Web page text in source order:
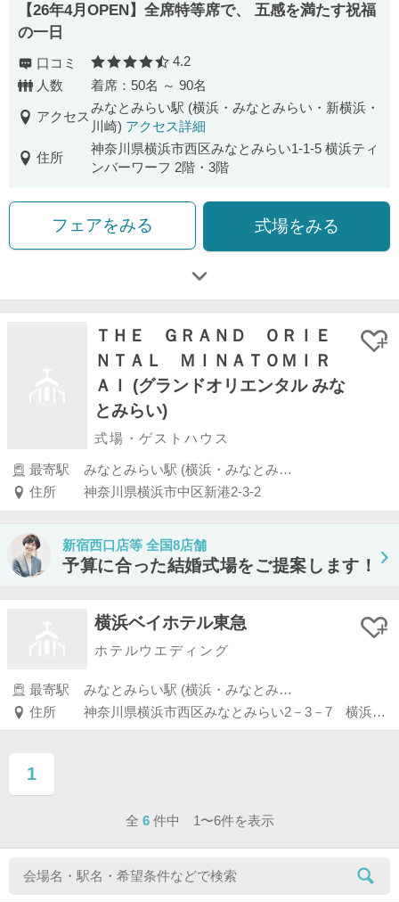
【26年4月OPEN】全席特等席で、 五感を満たす祝福
の一日
口コミ 口コミ評価
4.2
人数
着席：50名 ～ 90名
アクセス
みなとみらい駅 (横浜・みなとみらい・新横浜・
川崎) アクセス詳細
住所
神奈川県横浜市西区みなとみらい1-1-5 横浜ティ
ンバーワーフ 2階・3階
フェアをみる 式場をみる
ＴＨＥ ＧＲＡＮＤ ＯＲＩＥ
ＮＴＡＬ ＭＩＮＡＴＯＭＩＲ
ＡＩ (グランドオリエンタル みな
とみらい)
式場・ゲストハウス
最寄駅
みなとみらい駅 (横浜・みなとみらい・新横浜・川崎)
住所
神奈川県横浜市中区新港2-3-2
新宿西口店等 全国8店舗
予算に合った結婚式場をご提案します！
横浜ベイホテル東急
ホテルウエディング
最寄駅
みなとみらい駅 (横浜・みなとみらい・新横浜・川崎)
住所
神奈川県横浜市西区みなとみらい2－3－7 横浜ベイホテル東急 B1F宴会予約（ブライダルサロン）
1
ページ目
全 6 件中 1〜6件を表示